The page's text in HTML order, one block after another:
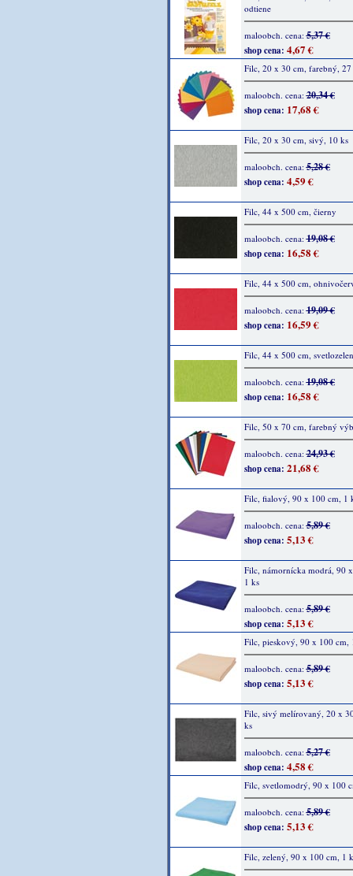
odtiene
maloobch. cena:5,37 €
shop cena: 4,67 €
Filc, 20 x 30 cm, farebný, 27
maloobch. cena:20,34 €
shop cena: 17,68 €
Filc, 20 x 30 cm, sivý, 10 ks
maloobch. cena:5,28 €
shop cena: 4,59 €
Filc, 44 x 500 cm, čierny
maloobch. cena:19,08 €
shop cena: 16,58 €
Filc, 44 x 500 cm,
maloobch. cena:19,09 €
shop cena: 16,59 €
Filc, 44 x 500 cm,
maloobch. cena:19,08 €
shop cena: 16,58 €
Filc, 50 x 70 cm, farebný
maloobch. cena:24,93 €
shop cena: 21,68 €
Filc, fialový, 90 x 100 cm, 1
maloobch. cena:5,89 €
shop cena: 5,13 €
Filc, námornícka modrá, 90
1 ks
maloobch. cena:5,89 €
shop cena: 5,13 €
Filc, pieskový, 90 x 100 cm,
maloobch. cena:5,89 €
shop cena: 5,13 €
Filc, sivý melírovaný, 20 x
ks
maloobch. cena:5,27 €
shop cena: 4,58 €
Filc, svetlomodrý, 90 x 100
maloobch. cena:5,89 €
shop cena: 5,13 €
Filc, zelený, 90 x 100 cm, 1